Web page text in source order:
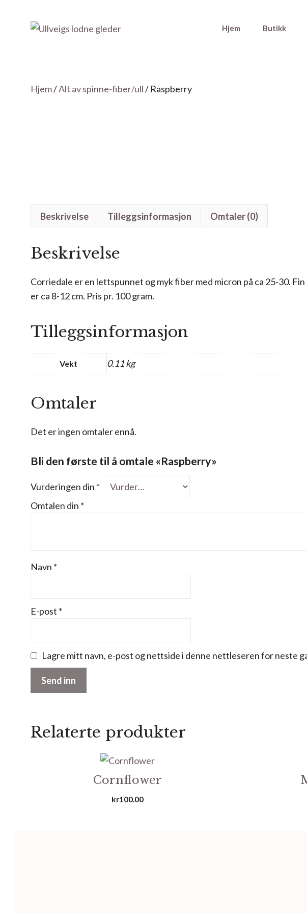
Hopp
Hjem Butikk
Hjem/Alt av spinne-fiber/ull/ Raspberry
Beskrivelse Tilleggsinformasjon Omtaler (0)
Beskrivelse
Corriedale er en lettspunnet og myk fiber med micron på ca 25-30.
er ca 8-12 cm. Pris pr. 100 gram.
Tilleggsinformasjon
Vekt 0.11 kg
Omtaler
Det er ingen omtaler ennå.
Bli den første til å omtale «Raspberry»
Vurderingen din *
Omtalen din *
Navn *
E-post *
Lagre mitt navn, e-post og nettside i denne nettleseren for neste
Relaterte produkter
Cornflower
kr100.00